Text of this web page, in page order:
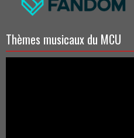
Thèmes musicaux du MCU